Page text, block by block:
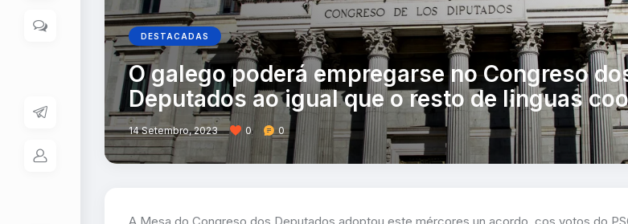
DESTACADAS
O galego poderá empregarse no Congreso
Deputados ao igual que o resto de linguas
14 Setembro, 2023 0 0